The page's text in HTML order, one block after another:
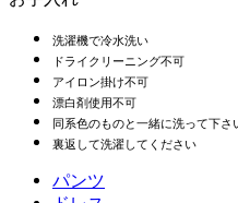
洗濯機で冷水洗い
ドライクリーニング不可
アイロン掛け不可
漂白剤使用不可
同系色のものと一緒に洗って下さ
裏返して洗濯してください
パンツ
パンツ